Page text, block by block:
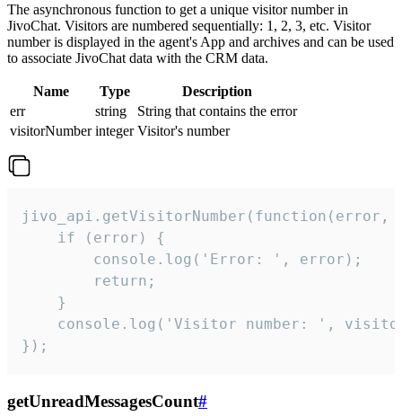
The asynchronous function to get a unique visitor number in
JivoChat. Visitors are numbered sequentially: 1, 2, 3, etc. Visitor
number is displayed in the agent's App and archives and can be used
to associate JivoChat data with the CRM data.
Name Type
Description
err
string
String that contains the error
visitorNumber integer Visitor's number
jivo_api.getVisitorNumber(function(error,
    if (error) {
        console.log('Error: ', error);
        return;
    }
console.log('Visitor number: ',
});
getUnreadMessagesCount#